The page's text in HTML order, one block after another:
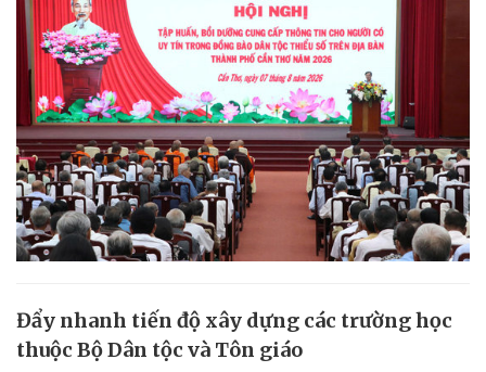
Đẩy nhanh tiến độ xây dựng các trường học
thuộc Bộ Dân tộc và Tôn giáo